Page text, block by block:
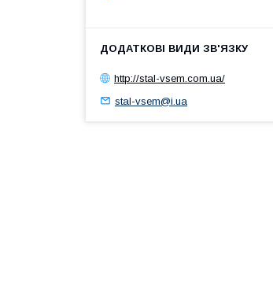
http://stal-vsem.com.ua/
stal-vsem@i.ua